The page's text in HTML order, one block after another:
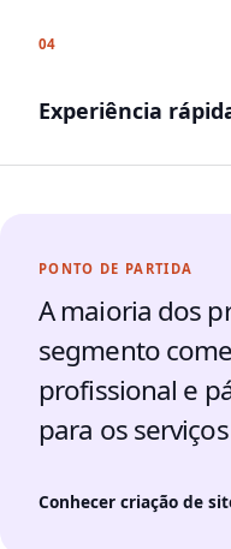
04
Experiência
PONTO DE PARTIDA
A maioria dos
segmento
profissional e
para os
Conhecer criação de